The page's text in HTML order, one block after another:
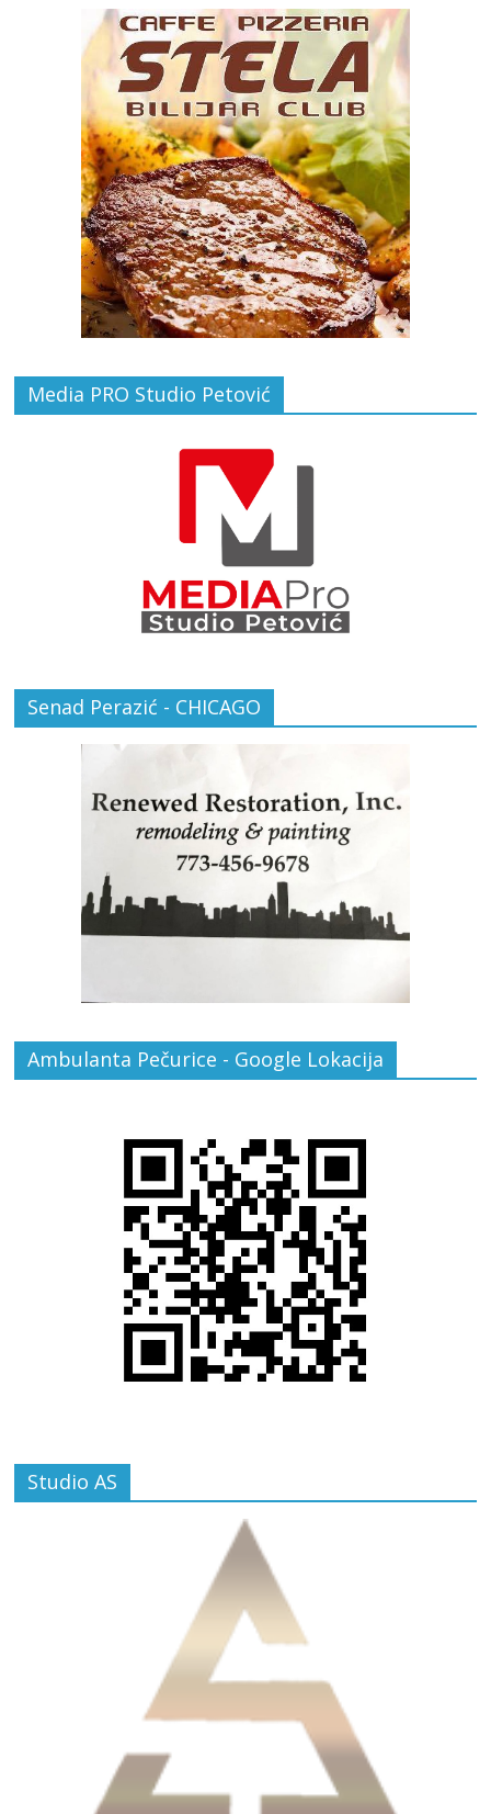
Media PRO Studio Petović
Senad Perazić - CHICAGO
Ambulanta Pečurice - Google Lokacija
Studio AS